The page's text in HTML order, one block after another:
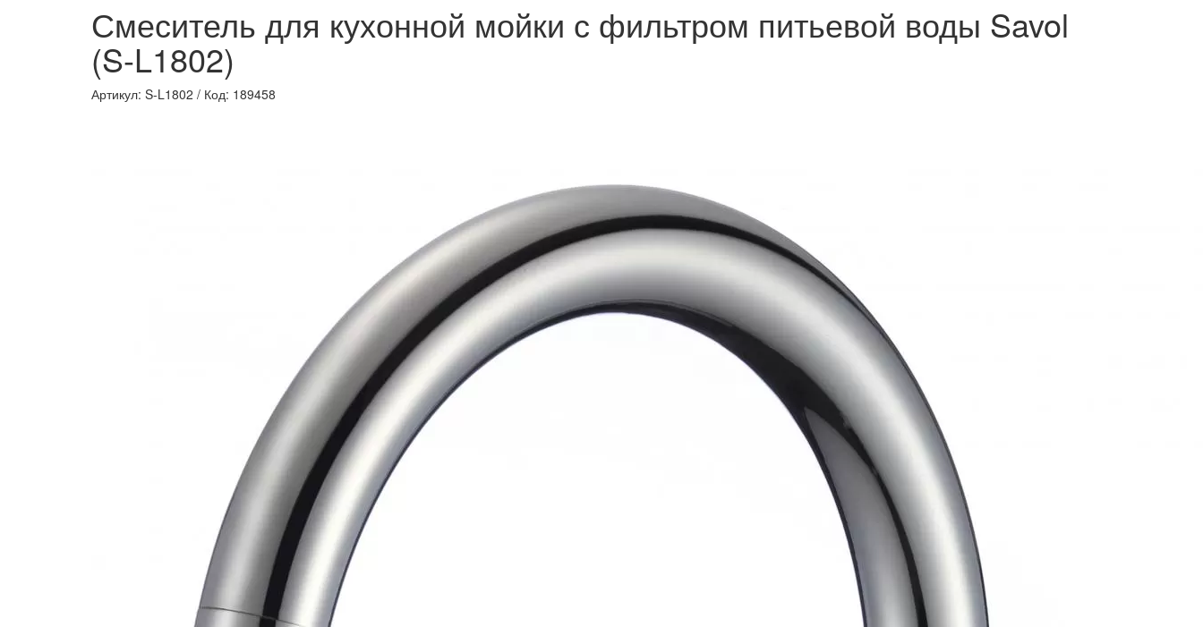
Смеситель для кухонной мойки с фильтром питьевой воды Savol
(S-L1802)
Артикул: S-L1802 / Код: 189458